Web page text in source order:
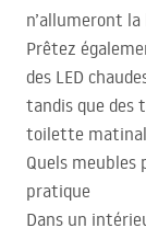
n’allumeront la
Prêtez
des LED
tandis que des
toilette
Quels meubles
pratique
Dans un